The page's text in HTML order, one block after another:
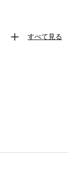
すべて見る